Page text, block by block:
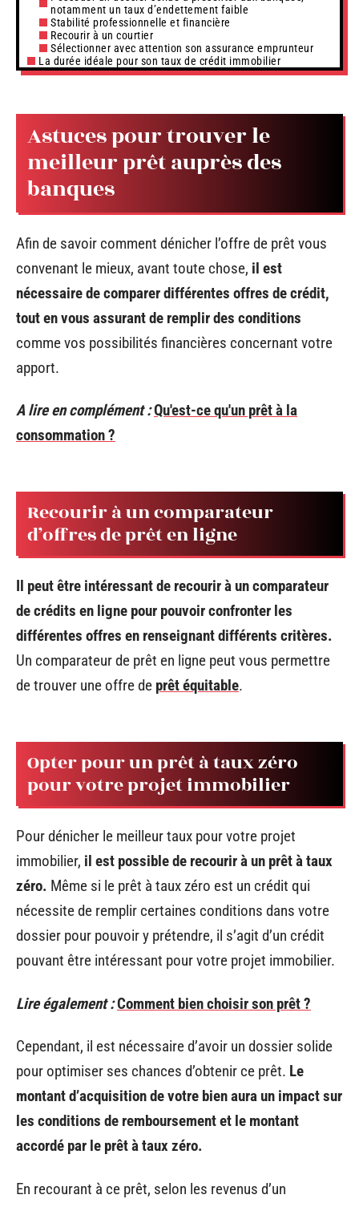
notamment un taux d’endettement faible
Stabilité professionnelle et financière
Recourir à un courtier
Sélectionner avec attention son assurance emprunteur
La durée idéale pour son taux de crédit immobilier
Astuces pour trouver le
meilleur prêt auprès des
banques
Afin de savoir comment dénicher l’offre de prêt vous
convenant le mieux, avant toute chose, il est
nécessaire de comparer différentes offres de crédit,
tout en vous assurant de remplir des conditions
comme vos possibilités financières concernant votre
apport.
A lire en complément :Qu'est-ce qu'un prêt à la
consommation ?
Recourir à un comparateur
d’offres de prêt en ligne
Il peut être intéressant de recourir à un comparateur
de crédits en ligne pour pouvoir confronter les
différentes offres en renseignant différents critères.
Un comparateur de prêt en ligne peut vous permettre
de trouver une offre de prêt équitable.
Opter pour un prêt à taux zéro
pour votre projet immobilier
Pour dénicher le meilleur taux pour votre projet
immobilier, il est possible de recourir à un prêt à taux
zéro. Même si le prêt à taux zéro est un crédit qui
nécessite de remplir certaines conditions dans votre
dossier pour pouvoir y prétendre, il s’agit d’un crédit
pouvant être intéressant pour votre projet immobilier.
Lire également :Comment bien choisir son prêt ?
Cependant, il est nécessaire d’avoir un dossier solide
pour optimiser ses chances d’obtenir ce prêt. Le
montant d’acquisition de votre bien aura un impact sur
les conditions de remboursement et le montant
accordé par le prêt à taux zéro.
En recourant à ce prêt, selon les revenus d’un